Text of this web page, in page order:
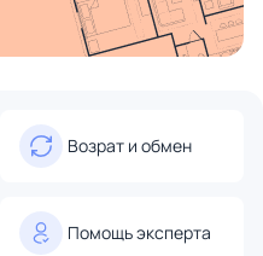
Возрат и обмен
Помощь эксперта